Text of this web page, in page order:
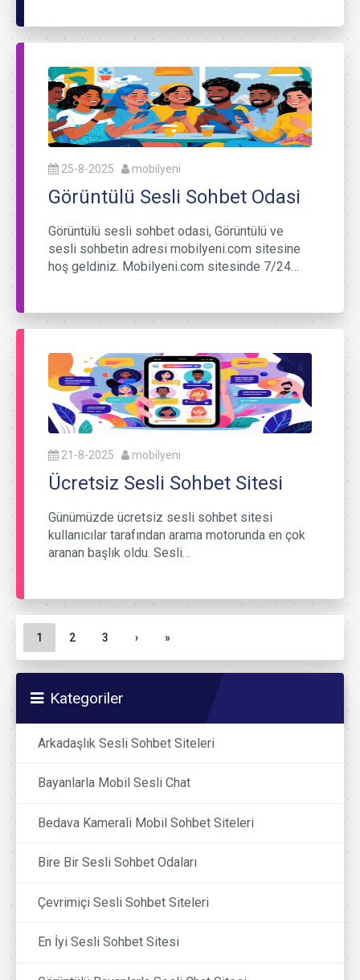
25-8-2025 mobilyeni
Görüntülü Sesli Sohbet Odasi
Görüntülü sesli sohbet odasi, Görüntülü ve
sesli sohbetin adresi mobilyeni.com sitesine
hoş geldiniz. Mobilyeni.com sitesinde 7/24…
21-8-2025 mobilyeni
Ücretsiz Sesli Sohbet Sitesi
Günümüzde ücretsiz sesli sohbet sitesi
kullanıcılar tarafından arama motorunda en çok
aranan başlık oldu. Sesli…
Sayfa gezinme
Geçerli Sayfa
1 Sayfa
2 Sayfa
3 › »
Kategoriler
Arkadaşlık Sesli Sohbet Siteleri
Bayanlarla Mobil Sesli Chat
Bedava Kamerali Mobil Sohbet Siteleri
Bire Bir Sesli Sohbet Odaları
Çevrimiçi Sesli Sohbet Siteleri
En İyi Sesli Sohbet Sitesi